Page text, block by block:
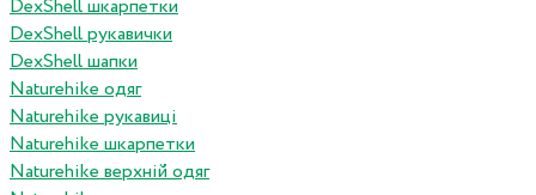
DexShell шкарпетки
DexShell рукавички
DexShell шапки
Naturehike одяг
Naturehike рукавиці
Naturehike шкарпетки
Naturehike верхній одяг